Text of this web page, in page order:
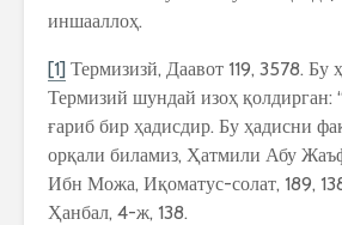
иншааллоҳ.
[1] Термизизй, Даавот 119, 3578. Бу
Термизий шундай изоҳ қолдирган:
ғариб бир ҳадисдир. Бу ҳадисни
орқали биламиз, Ҳатмили Абу
Ибн Можа, Иқоматус-солат, 189,
Ҳанбал, 4-ж, 138.